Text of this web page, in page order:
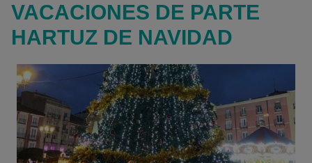
VACACIONES DE PARTE
HARTUZ DE NAVIDAD